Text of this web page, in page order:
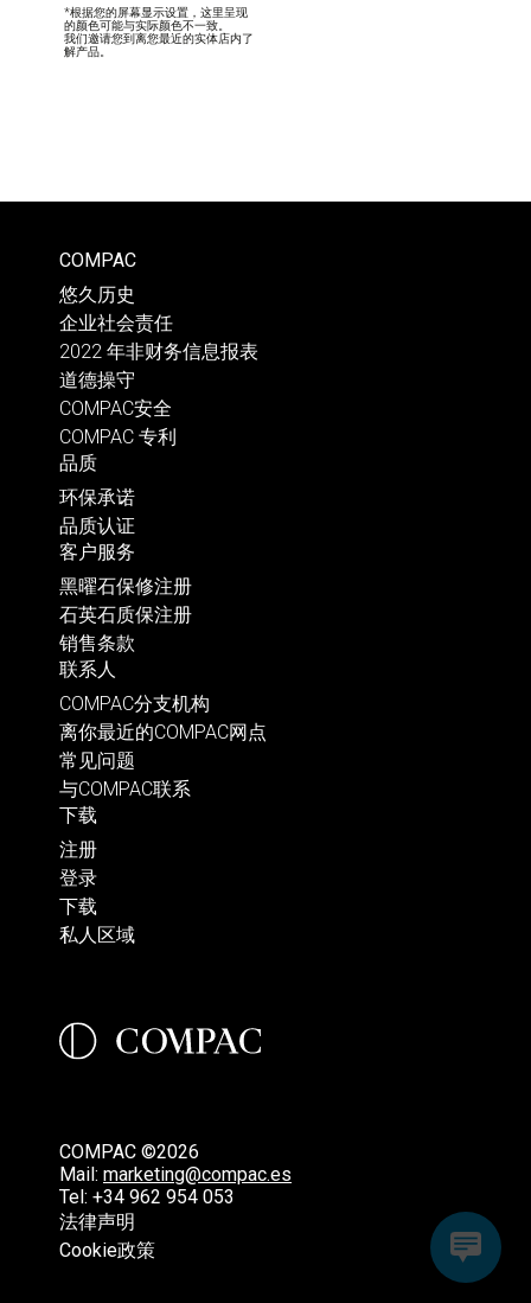
*根据您的屏幕显示设置，这里呈现
的颜色可能与实际颜色不一致。
我们邀请您到离您最近的实体店内了
解产品。
COMPAC
悠久历史
企业社会责任
2022 年非财务信息报表
道德操守
COMPAC安全
COMPAC 专利
品质
环保承诺
品质认证
客户服务
黑曜石保修注册
石英石质保注册
销售条款
联系人
COMPAC分支机构
离你最近的COMPAC网点
常见问题
与COMPAC联系
下载
注册
登录
下载
私人区域
COMPAC ©2026
Mail: marketing@compac.es
Tel: +34 962 954 053
法律声明
Cookie政策